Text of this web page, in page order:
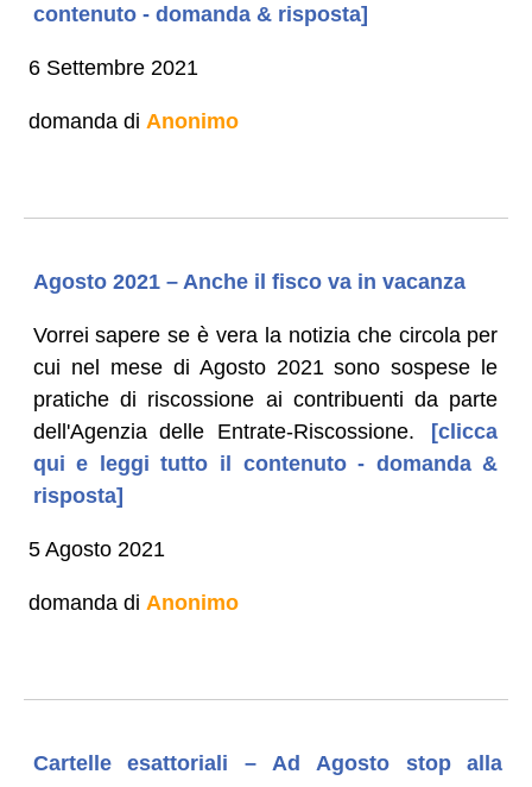
contenuto - domanda & risposta]
6 Settembre 2021
domanda di Anonimo
Agosto 2021 – Anche il fisco va in vacanza
Vorrei sapere se è vera la notizia che circola per
cui nel mese di Agosto 2021 sono sospese le
pratiche di riscossione ai contribuenti da parte
dell'Agenzia delle Entrate-Riscossione.
[clicca
qui e leggi tutto il contenuto - domanda &
risposta]
5 Agosto 2021
domanda di Anonimo
Cartelle esattoriali – Ad Agosto stop alla